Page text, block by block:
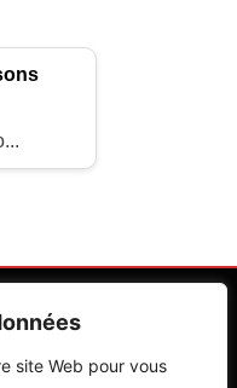
site Web pour vous